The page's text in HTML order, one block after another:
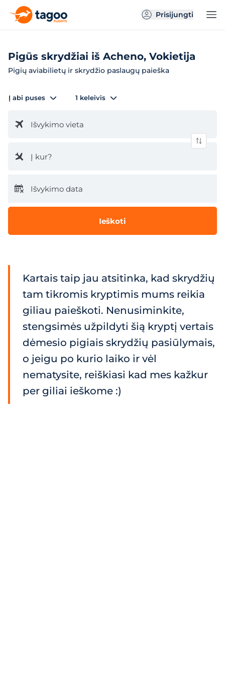
Prisijungti
Pigūs skrydžiai iš Acheno, Vokietija
Pigių aviabilietų ir skrydžio paslaugų paieška
Į abi puses 1 keleivis
Išvykimo vieta
Į kur?
Išvykimo data
Ieškoti
Kartais taip jau atsitinka, kad skrydžių
tam tikromis kryptimis mums reikia
giliau paieškoti. Nenusiminkite,
stengsimės užpildyti šią kryptį vertais
dėmesio pigiais skrydžių pasiūlymais,
o jeigu po kurio laiko ir vėl
nematysite, reiškiasi kad mes kažkur
per giliai ieškome :)